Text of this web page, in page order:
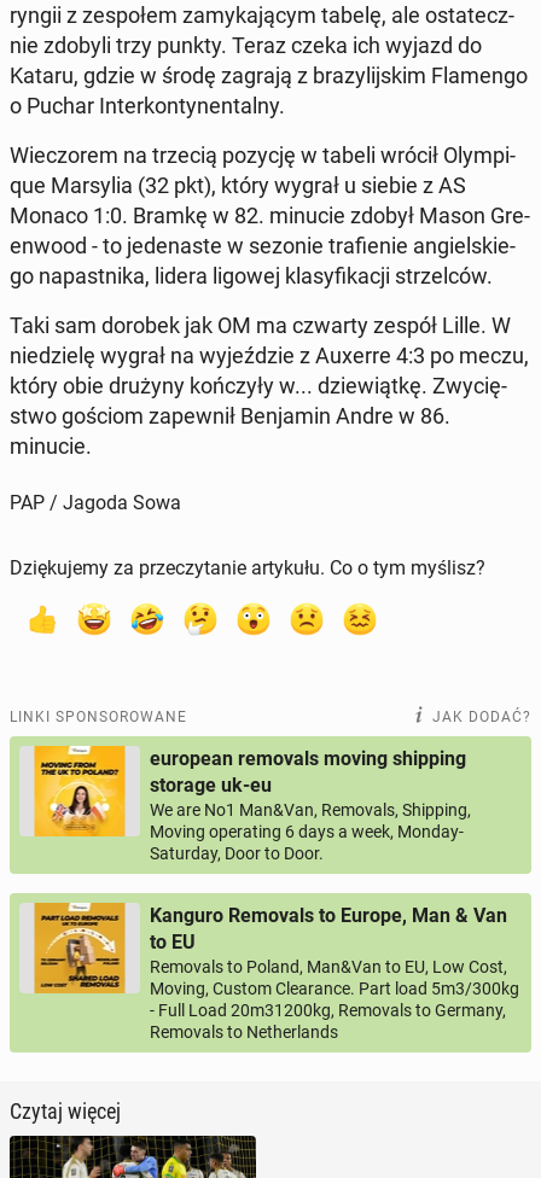
ryn­gii z ze­spo­łem za­my­ka­ją­cym tabelę, ale osta­tecz­
nie zdobyli trzy punkty. Teraz czeka ich wyjazd do
Kataru, gdzie w środę zagrają z bra­zy­lij­skim Fla­men­go
o Puchar In­ter­kon­ty­nen­tal­ny.
Wie­czo­rem na trzecią pozycję w tabeli wrócił Olym­pi­
que Mar­sy­lia (32 pkt), który wygrał u siebie z AS
Monaco 1:0. Bramkę w 82. minucie zdobył Mason Gre­
en­wo­od - to je­de­na­ste w sezonie tra­fie­nie an­giel­skie­
go na­past­ni­ka, lidera ligowej kla­sy­fi­ka­cji strzel­ców.
Taki sam dorobek jak OM ma czwarty zespół Lille. W
nie­dzie­lę wygrał na wy­jeź­dzie z Auxerre 4:3 po meczu,
który obie drużyny koń­czy­ły w... dzie­wiąt­kę. Zwy­cię­
stwo gościom za­pew­nił Ben­ja­min Andre w 86.
minucie.
PAP / Jagoda Sowa
Dziękujemy za przeczytanie artykułu. Co o tym myślisz?
LINKI SPONSOROWANE JAK DODAĆ?
european removals moving shipping
storage uk-eu
We are No1 Man&Van, Removals, Shipping,
Moving operating 6 days a week, Monday-
Saturday, Door to Door.
Kanguro Removals to Europe, Man & Van
to EU
Removals to Poland, Man&Van to EU, Low Cost,
Moving, Custom Clearance. Part load 5m3/300kg
- Full Load 20m31200kg, Removals to Germany,
Removals to Netherlands
Czytaj więcej